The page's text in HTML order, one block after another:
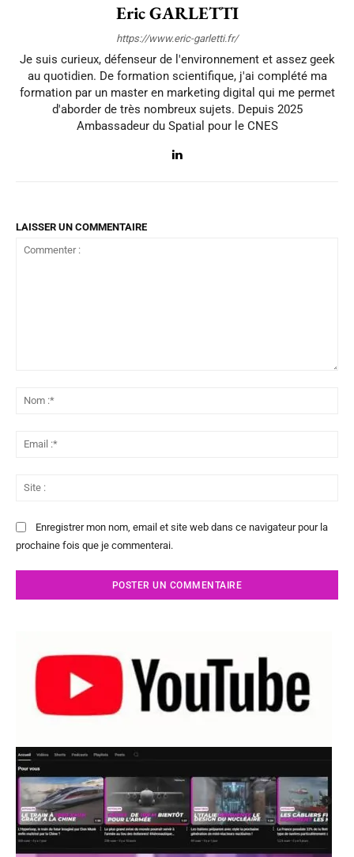
Eric GARLETTI
https://www.eric-garletti.fr/
Je suis curieux, défenseur de l'environnement et assez geek
au quotidien. De formation scientifique, j'ai complété ma
formation par un master en marketing digital qui me permet
d'aborder de très nombreux sujets. Depuis 2025
Ambassadeur du Spatial pour le CNES
LAISSER UN COMMENTAIRE
Enregistrer mon nom, email et site web dans ce navigateur pour la
prochaine fois que je commenterai.